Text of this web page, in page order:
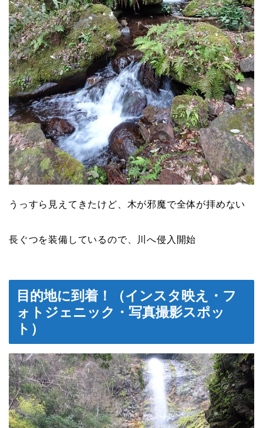
うっすら見えてきたけど、木が邪魔で全体が拝めない
長ぐつを装備しているので、川へ侵入開始
目的地に到着！（インスタ映え・フ
ォトジェニック・写真撮影スポッ
ト）